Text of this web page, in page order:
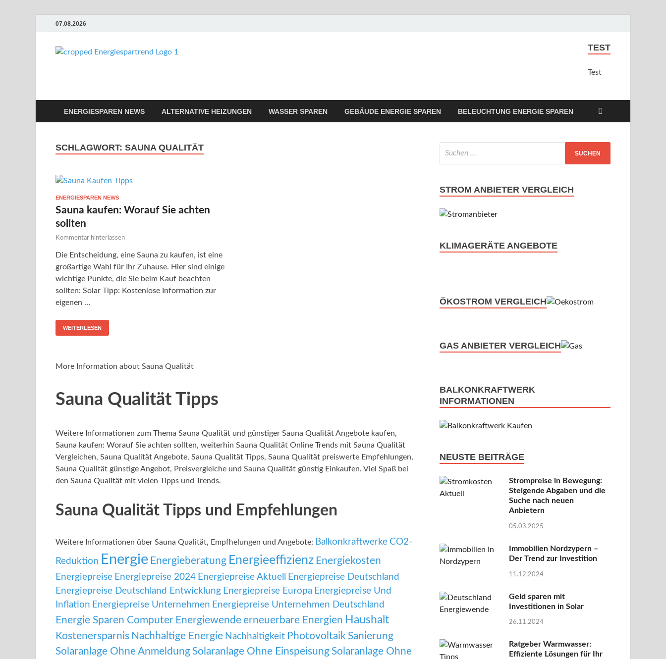
07.08.2026
TEST
Test
ENERGIESPAREN NEWS ALTERNATIVE HEIZUNGEN WASSER SPAREN GEBÄUDE ENERGIE SPAREN BELEUCHTUNG ENERGIE SPAREN
SCHLAGWORT: SAUNA QUALITÄT
ENERGIESPAREN NEWS
Sauna kaufen: Worauf Sie achten
sollten
Kommentar hinterlassen
Die Entscheidung, eine Sauna zu kaufen, ist eine
großartige Wahl für Ihr Zuhause. Hier sind einige
wichtige Punkte, die Sie beim Kauf beachten
sollten: Solar Tipp: Kostenlose Information zur
eigenen …
WEITERLESEN
More Information about Sauna Qualität
Sauna Qualität Tipps
Weitere Informationen zum Thema Sauna Qualität und günstiger Sauna Qualität Angebote kaufen,
Sauna kaufen: Worauf Sie achten sollten, weiterhin Sauna Qualität Online Trends mit Sauna Qualität
Vergleichen, Sauna Qualität Angebote, Sauna Qualität Tipps, Sauna Qualität preiswerte Empfehlungen,
Sauna Qualität günstige Angebot, Preisvergleiche und Sauna Qualität günstig Einkaufen. Viel Spaß bei
den Sauna Qualität mit vielen Tipps und Trends.
Sauna Qualität Tipps und Empfehlungen
Weitere Informationen über Sauna Qualität, Empfhelungen und Angebote: Balkonkraftwerke CO2-
Reduktion Energie Energieberatung Energieeffizienz Energiekosten
Energiepreise Energiepreise 2024 Energiepreise Aktuell
Energiepreise Deutschland
Energiepreise Deutschland Entwicklung Energiepreise Europa Energiepreise Und
Inflation Energiepreise Unternehmen Energiepreise Unternehmen Deutschland
Energie Sparen Computer Energiewende erneuerbare Energien Haushalt
Kostenersparnis Nachhaltige Energie Nachhaltigkeit Photovoltaik Sanierung
Solaranlage Ohne Anmeldung Solaranlage Ohne Einspeisung Solaranlage Ohne
STROM ANBIETER VERGLEICH
KLIMAGERÄTE ANGEBOTE
ÖKOSTROM VERGLEICH
GAS ANBIETER VERGLEICH
BALKONKRAFTWERK
INFORMATIONEN
NEUSTE BEITRÄGE
Strompreise in Bewegung:
Steigende Abgaben und die
Suche nach neuen
Anbietern
05.03.2025
Immobilien Nordzypern –
Der Trend zur Investition
11.12.2024
Geld sparen mit
Investitionen in Solar
26.11.2024
Ratgeber Warmwasser:
Effiziente Lösungen für Ihr